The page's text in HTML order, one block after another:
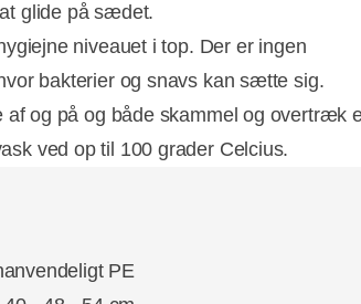
glide på sædet.
niveauet i top. Der er ingen
bakterier og snavs kan sætte sig.
af og på og både skammel og overtræk
ved op til 100 grader Celcius.
PE